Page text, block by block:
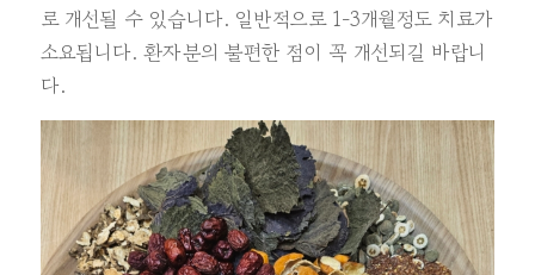
로 개선될 수 있습니다. 일반적으로 1-3개월정도 치료가
소요됩니다. 환자분의 불편한 점이 꼭 개선되길 바랍니
다.